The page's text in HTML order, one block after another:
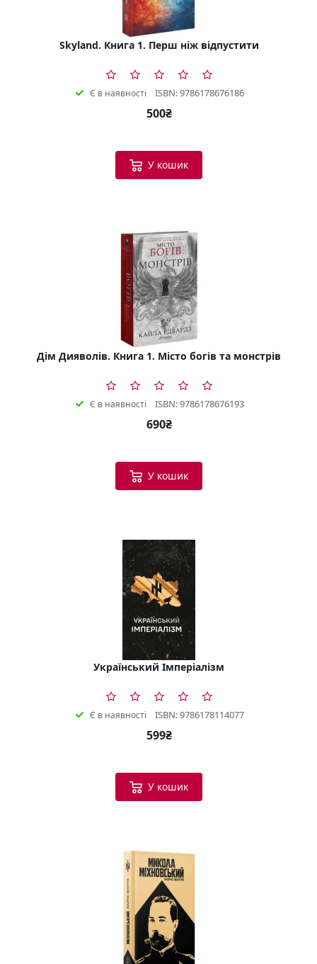
Skyland. Книга 1. Перш ніж відпустити
Є в наявності ISBN: 9786178676186
500₴
У кошик
Дім Дияволів. Книга 1. Місто богів та монстрів
Є в наявності ISBN: 9786178676193
690₴
У кошик
Український Імперіалізм
Є в наявності ISBN: 9786178114077
599₴
У кошик